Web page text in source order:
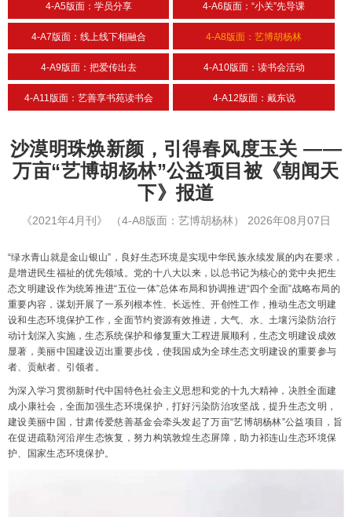
4-A5版面：学员分享 4-A6版面：“小关”先导课
4-A7版面：线上线下相融合 4-A8版面：艺博胡杨林
4-A9版面：把爱传出去 4-A10版面：读书会活动
4-A11版面：艺善享书苑读书会 4-A12版面：戴东说
沙漠明珠焕新颜，引得春风度玉关 ——
万亩“艺博胡杨林”公益项目被《朝闻天
下》报道
《2021年4月刊》 （4-A8版面：艺博胡杨林） 2026年08月07日
“绿水青山就是金山银山”，良好生态环境是实现中华民族永续发展的内在要求，
是增进民生福祉的优先领域。党的十八大以来，以总书记为核心的党中央把生
态文明建设作为统筹推进“五位一体”总体布局和协调推进“四个全面”战略布局的
重要内容，谋划开展了一系列根本性、长远性、开创性工作，推动生态文明建
设和生态环境保护工作，全面节约资源有效推进，大气、水、土壤污染防治行
动计划深入实施，生态系统保护和修复重大工程进展顺利，生态文明建设成效
显著，美丽中国建设迈出重要步伐，使我国成为全球生态文明建设的重要参与
者、贡献者、引领者。
为深入学习贯彻新时代中国特色社会主义思想和党的十九大精神，决胜全面建
成小康社会，全面加强生态环境保护，打好污染防治攻坚战，提升生态文明，
建设美丽中国，甘肃传爱慈善基金会牵头发起了万亩“艺博胡杨林”公益项目，旨
在促进疏勒河沿岸生态恢复，努力构筑敦煌生态屏障，助力祁连山生态环境保
护、国家生态环境保护。